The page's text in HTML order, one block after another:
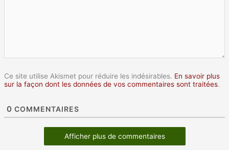
Ce site utilise Akismet pour réduire les indésirables. En savoir plus
sur la façon dont les données de vos commentaires sont traitées.
0 COMMENTAIRES
Afficher plus de commentaires